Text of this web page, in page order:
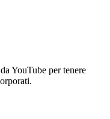
YouTube per tenere